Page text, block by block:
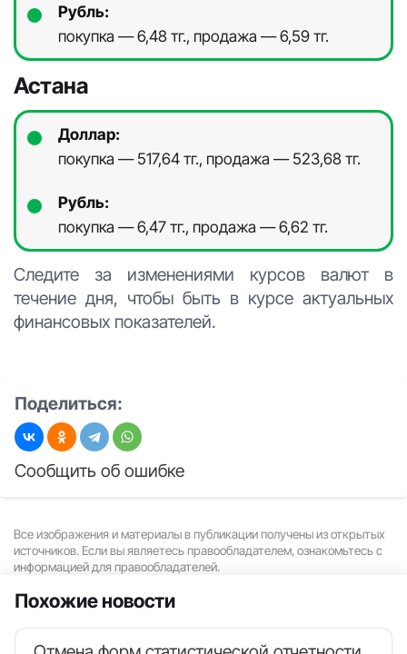
Рубль:
покупка — 6,48 тг., продажа — 6,59 тг.
Астана
Доллар:
покупка — 517,64 тг., продажа — 523,68 тг.
Рубль:
покупка — 6,47 тг., продажа — 6,62 тг.
Следите за изменениями курсов валют в
течение дня, чтобы быть в курсе актуальных
финансовых показателей.
Поделиться:
Сообщить об ошибке
Все изображения и материалы в публикации получены из открытых
источников. Если вы являетесь правообладателем, ознакомьтесь с
информацией для правообладателей.
Похожие новости